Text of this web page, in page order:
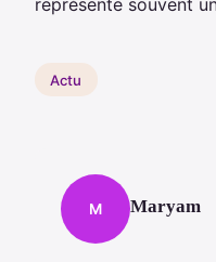
Actu
M Maryam